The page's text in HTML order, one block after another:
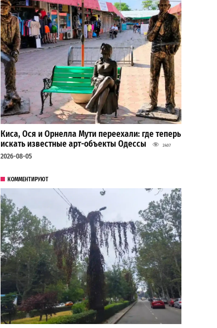
Киса, Ося и Орнелла Мути переехали: где теперь
искать известные арт-объекты Одессы
2407
2026-08-05
КОММЕНТИРУЮТ